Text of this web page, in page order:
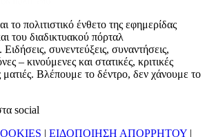
το πολιτιστικό ένθετο της εφημερίδας
του διαδικτυακού πόρταλ
συνεντεύξεις, συναντήσεις,
– κινούμενες και στατικές, κριτικές
ματιές. Βλέπουμε το δέντρο, δεν χάνουμε το
social
| ΕΙΔΟΠΟΙΗΣΗ ΑΠΟΡΡΗΤΟΥ |